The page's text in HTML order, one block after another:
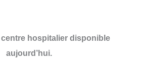
hospitalier disponible
aujourd’hui.